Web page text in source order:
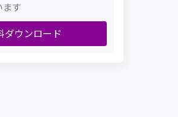
ます
ダウンロード